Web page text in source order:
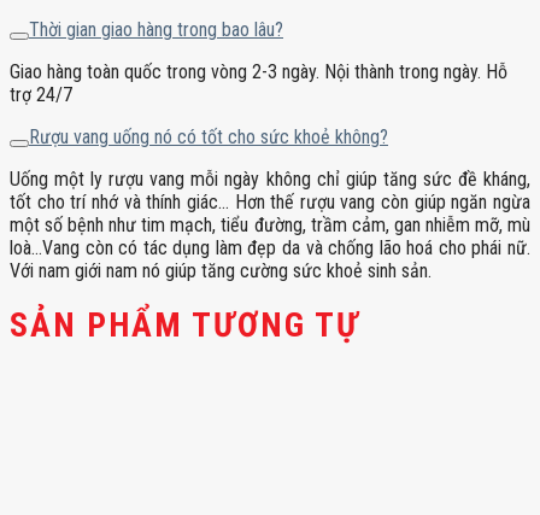
Thời gian giao hàng trong bao lâu?
Giao hàng toàn quốc trong vòng 2-3 ngày. Nội thành trong ngày. Hỗ
trợ 24/7
Rượu vang uống nó có tốt cho sức khoẻ không?
Uống một ly rượu vang mỗi ngày không chỉ giúp tăng sức đề kháng,
tốt cho trí nhớ và thính giác… Hơn thế rượu vang còn giúp ngăn ngừa
một số bệnh như tim mạch, tiểu đường, trầm cảm, gan nhiễm mỡ, mù
loà…Vang còn có tác dụng làm đẹp da và chống lão hoá cho phái nữ.
Với nam giới nam nó giúp tăng cường sức khoẻ sinh sản.
SẢN PHẨM TƯƠNG TỰ